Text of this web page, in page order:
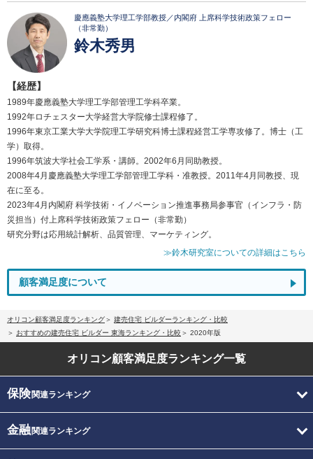
慶應義塾大学理工学部教授／内閣府 上席科学技術政策フェロー
（非常勤）
鈴木秀男
【経歴】
1989年慶應義塾大学理工学部管理工学科卒業。
1992年ロチェスター大学経営大学院修士課程修了。
1996年東京工業大学大学院理工学研究科博士課程経営工学専攻修了。博士（工
学）取得。
1996年筑波大学社会工学系・講師。2002年6月同助教授。
2008年4月慶應義塾大学理工学部管理工学科・准教授。2011年4月同教授、現
在に至る。
2023年4月内閣府 科学技術・イノベーション推進事務局参事官（インフラ・防
災担当）付上席科学技術政策フェロー（非常勤）
研究分野は応用統計解析、品質管理、マーケティング。
≫鈴木研究室についての詳細はこちら
顧客満足度について
オリコン顧客満足度ランキング
建売住宅 ビルダーランキング・比較
おすすめの建売住宅 ビルダー 東海ランキング・比較
2020年版
オリコン顧客満足度ランキング一覧
保険関連ランキング
金融関連ランキング